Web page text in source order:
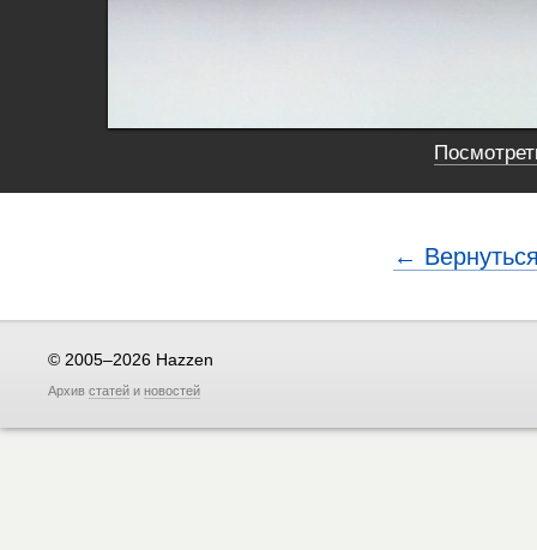
←
© 2005–2026 Hazzen
Архив статей и новостей